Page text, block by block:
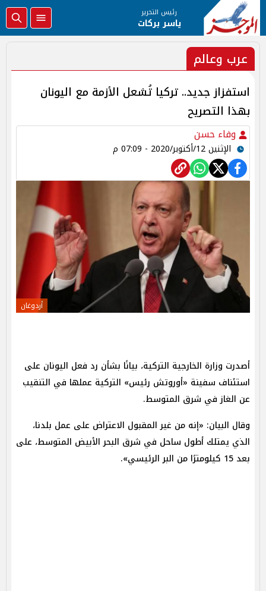
رئيس التحرير
ياسر بركات
عرب وعالم
استفزاز جديد.. تركيا تُشعل الأزمة مع اليونان
بهذا التصريح
وفاء حسن
الإثنين 12/أكتوبر/2020 - 07:09 م
أردوغان
أصدرت وزارة الخارجية التركية، بيانًا بشأن رد فعل اليونان على
استئناف سفينة «أوروتش رئيس» التركية عملها في التنقيب
عن الغاز في شرق المتوسط.
وقال البيان: «إنه من غير المقبول الاعتراض على عمل بلدنا،
الذي يمتلك أطول ساحل في شرق البحر الأبيض المتوسط، على
بعد 15 كيلومترًا من البر الرئيسي».